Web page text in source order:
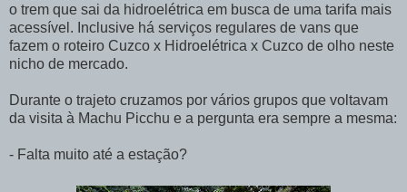
o trem que sai da hidroelétrica em busca de uma tarifa mais
acessível. Inclusive há serviços regulares de vans que
fazem o roteiro Cuzco x Hidroelétrica x Cuzco de olho neste
nicho de mercado.
Durante o trajeto cruzamos por vários grupos que voltavam
da visita à Machu Picchu e a pergunta era sempre a mesma:
- Falta muito até a estação?